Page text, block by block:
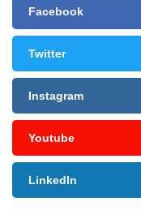
Facebook
Twitter
Instagram
Youtube
LinkedIn